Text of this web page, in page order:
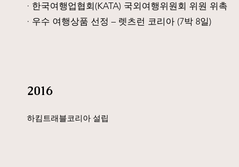
· 한국여행업협회(KATA) 국외여행위원회 위원 위촉
· 우수 여행상품 선정 – 렛츠런 코리아 (7박 8일)
2016
하킴트래블코리아 설립